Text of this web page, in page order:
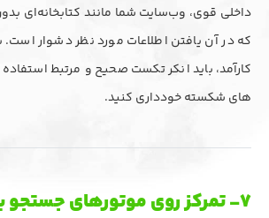
داخلی قوی، وب‌سایت شما مانند کتابخانه‌ای
که در آن یافتن اطلاعات مورد نظر دشوار است.
کارآمد، باید انکر تکست صحیح و مرتبط
های شکسته خودداری کنید.
۷- تمرکز روی موتورهای جستجو به جای کاربر